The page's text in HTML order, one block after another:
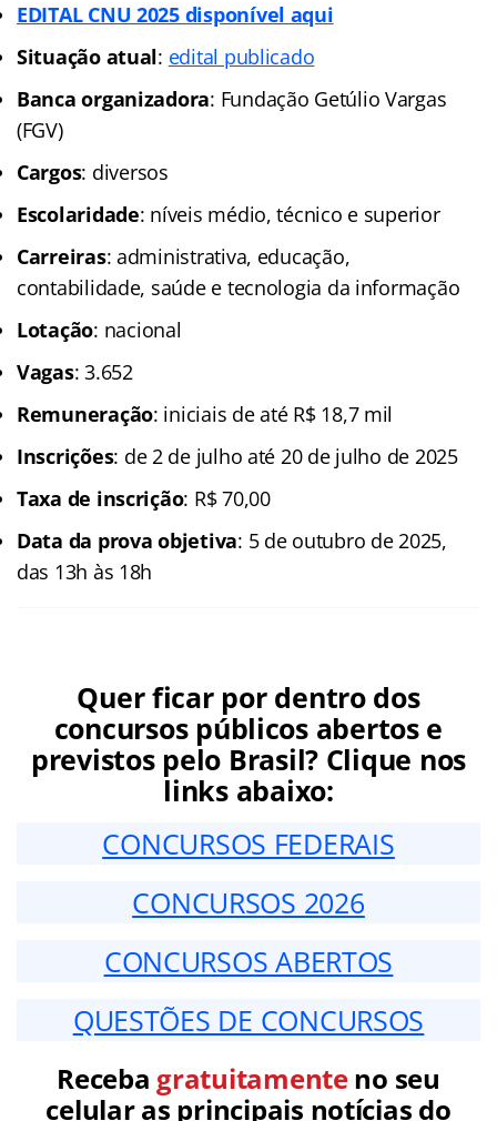
EDITAL CNU 2025 disponível aqui
Situação atual: edital publicado
Banca organizadora: Fundação Getúlio Vargas
(FGV)
Cargos: diversos
Escolaridade: níveis médio, técnico e superior
Carreiras: administrativa, educação,
contabilidade, saúde e tecnologia da informação
Lotação: nacional
Vagas: 3.652
Remuneração: iniciais de até R$ 18,7 mil
Inscrições: de 2 de julho até 20 de julho de 2025
Taxa de inscrição: R$ 70,00
Data da prova objetiva: 5 de outubro de 2025,
das 13h às 18h
Quer ficar por dentro dos
concursos públicos abertos e
previstos pelo Brasil? Clique nos
links abaixo:
CONCURSOS FEDERAIS
CONCURSOS 2026
CONCURSOS ABERTOS
QUESTÕES DE CONCURSOS
Receba gratuitamenteno seu
celular as principais notícias do